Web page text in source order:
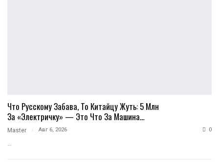
Что Русскому Забава, То Китайцу Жуть: 5 Млн
За «электричку» — Это Что За Машина…
Master Авг 6, 2026 0
…